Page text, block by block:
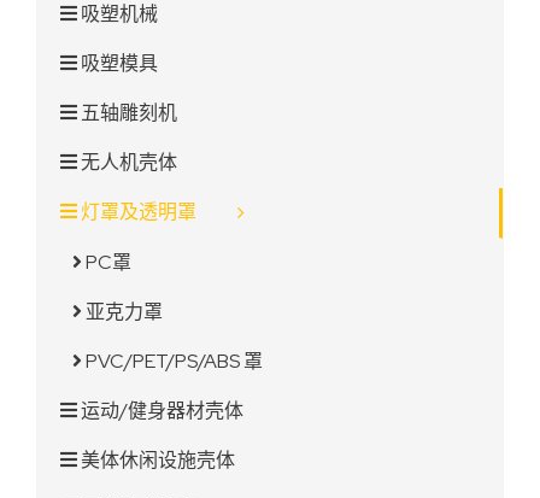
吸塑机械
吸塑模具
五轴雕刻机
无人机壳体
灯罩及透明罩
PC罩
亚克力罩
PVC/PET/PS/ABS 罩
运动/健身器材壳体
美体休闲设施壳体